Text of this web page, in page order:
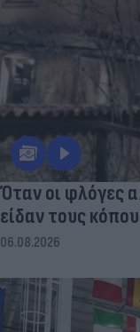
Όταν οι φλόγες
είδαν τους
06.08.2026